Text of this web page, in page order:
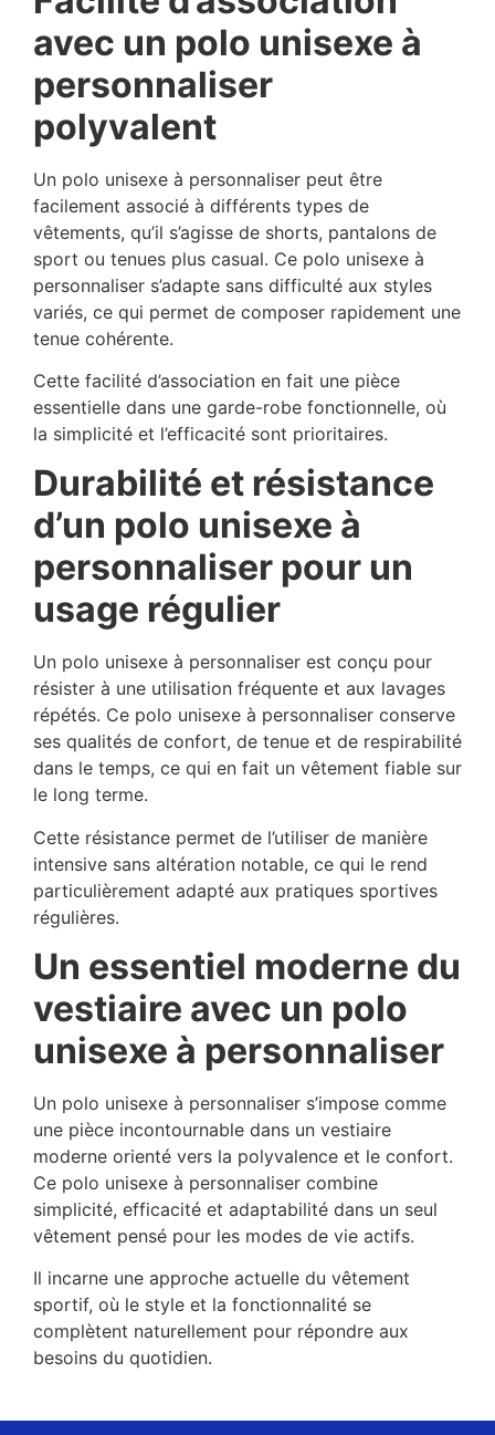
avec un polo unisexe à
personnaliser
polyvalent
Un polo unisexe à personnaliser peut être
facilement associé à différents types de
vêtements, qu’il s’agisse de shorts, pantalons de
sport ou tenues plus casual. Ce polo unisexe à
personnaliser s’adapte sans difficulté aux styles
variés, ce qui permet de composer rapidement une
tenue cohérente.
Cette facilité d’association en fait une pièce
essentielle dans une garde-robe fonctionnelle, où
la simplicité et l’efficacité sont prioritaires.
Durabilité et résistance
d’un polo unisexe à
personnaliser pour un
usage régulier
Un polo unisexe à personnaliser est conçu pour
résister à une utilisation fréquente et aux lavages
répétés. Ce polo unisexe à personnaliser conserve
ses qualités de confort, de tenue et de respirabilité
dans le temps, ce qui en fait un vêtement fiable sur
le long terme.
Cette résistance permet de l’utiliser de manière
intensive sans altération notable, ce qui le rend
particulièrement adapté aux pratiques sportives
régulières.
Un essentiel moderne du
vestiaire avec un polo
unisexe à personnaliser
Un polo unisexe à personnaliser s’impose comme
une pièce incontournable dans un vestiaire
moderne orienté vers la polyvalence et le confort.
Ce polo unisexe à personnaliser combine
simplicité, efficacité et adaptabilité dans un seul
vêtement pensé pour les modes de vie actifs.
Il incarne une approche actuelle du vêtement
sportif, où le style et la fonctionnalité se
complètent naturellement pour répondre aux
besoins du quotidien.